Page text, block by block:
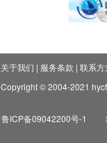
关于我们 | 服务条款 | 联系方
Copyright © 2004-2021
鲁ICP备09042200号-1